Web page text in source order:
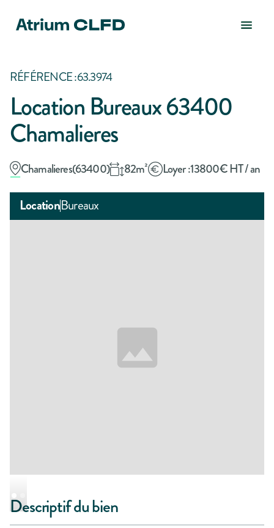
RÉFÉRENCE :63.3974
Location Bureaux 63400
Chamalieres
Chamalieres(63400) 82m² Loyer :13800€ HT / an
LocationBureaux
Descriptif du bien